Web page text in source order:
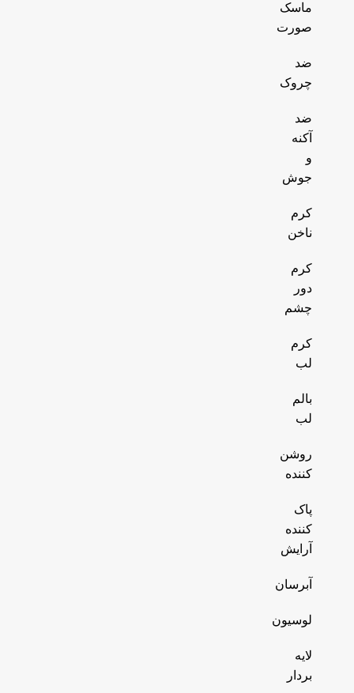
ماسک
صورت
ضد
چروک
ضد
آکنه
و
جوش
کرم
ناخن
کرم
دور
چشم
کرم
لب
بالم
لب
روشن
کننده
پاک
کننده
آرایش
آبرسان
لوسیون
لایه
بردار